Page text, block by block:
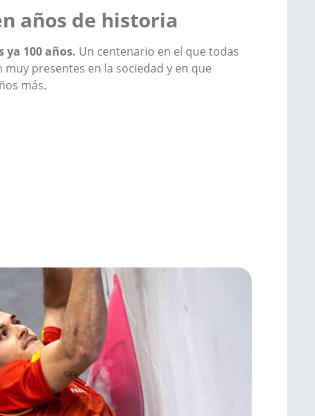
años de historia
ya 100 años. Un centenario en el que todas
presentes en la sociedad y en que
más.